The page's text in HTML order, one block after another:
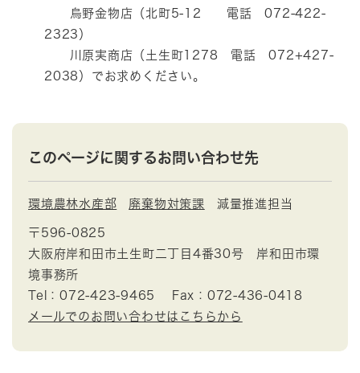
烏野金物店（北町5-12 電話 072-422-
2323）
川原実商店（土生町1278 電話 072+427-
2038）でお求めください。
このページに関するお問い合わせ先
環境農林水産部 廃棄物対策課 減量推進担当
〒596-0825
大阪府岸和田市土生町二丁目4番30号 岸和田市環
境事務所
Tel：072-423-9465
Fax：072-436-0418
メールでのお問い合わせはこちらから